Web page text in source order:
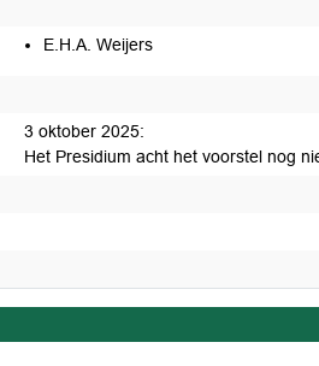
E.H.A. Weijers
3 oktober 2025:
Het Presidium acht het voorstel nog